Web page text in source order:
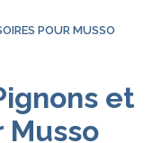
POUR MUSSO
et
Musso